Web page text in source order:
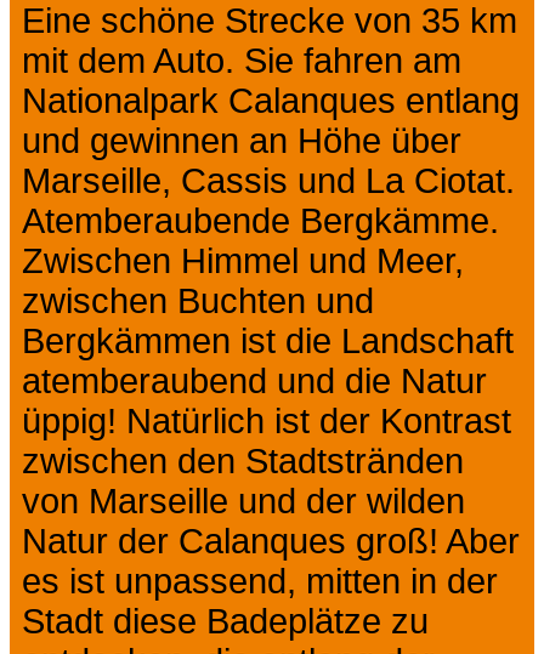
Eine schöne Strecke von 35 km
mit dem Auto. Sie fahren am
Nationalpark Calanques entlang
und gewinnen an Höhe über
Marseille, Cassis und La Ciotat.
Atemberaubende Bergkämme.
Zwischen Himmel und Meer,
zwischen Buchten und
Bergkämmen ist die Landschaft
atemberaubend und die Natur
üppig! Natürlich ist der Kontrast
zwischen den Stadtstränden
von Marseille und der wilden
Natur der Calanques groß! Aber
es ist unpassend, mitten in der
Stadt diese Badeplätze zu